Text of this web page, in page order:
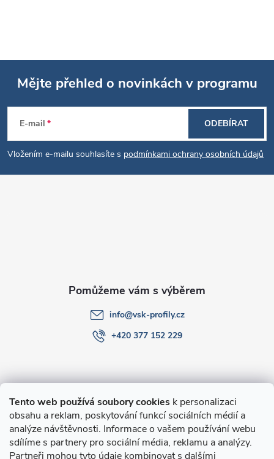
Tento web používá soubory cookies k personalizaci
obsahu a reklam, poskytování funkcí sociálních médií a
analýze návštěvnosti. Informace o vašem používání webu
sdílíme s partnery pro sociální média, reklamu a analýzy.
Partneři mohou tyto údaje kombinovat s dalšími
Z
á
p
Mějte přehled o novinkách v programu
E-mail
Vložením e-mailu souhlasíte s podmínkami ochrany osobních údajů
ODEBÍRAT
O nákupu
info@vsk-profily.cz
+420 377 152 229